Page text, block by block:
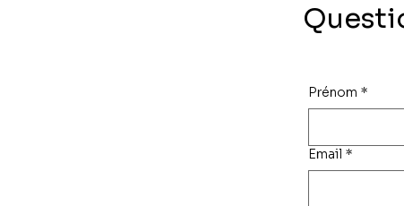
Prénom *
Email *